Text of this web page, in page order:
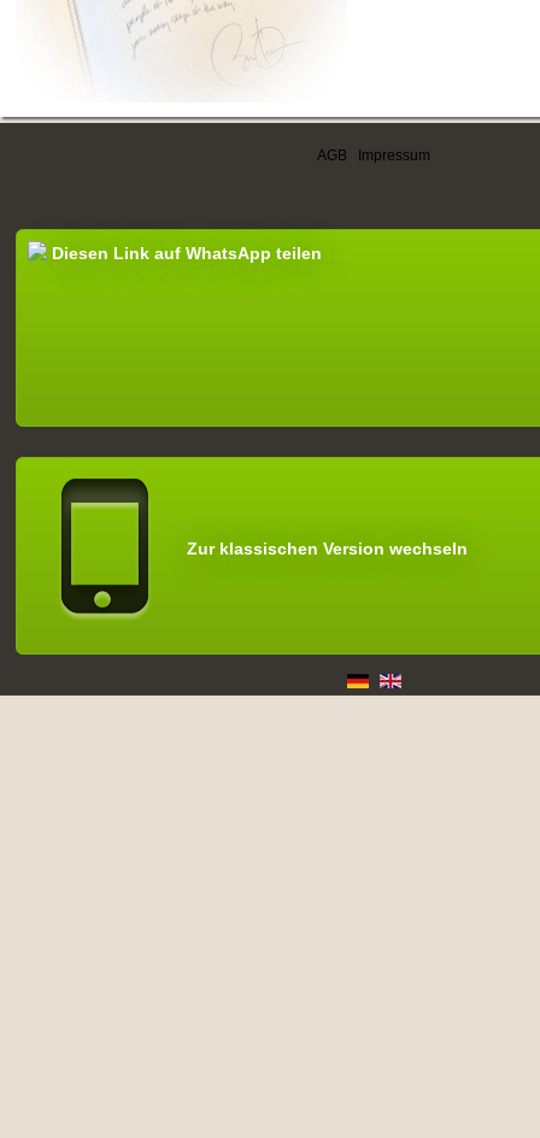
AGB Impressum
Diesen Link auf WhatsApp teilen
Zur klassischen Version wechseln